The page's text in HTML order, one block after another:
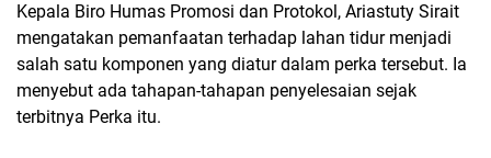
Kepala Biro Humas Promosi dan Protokol, Ariastuty Sirait
mengatakan pemanfaatan terhadap lahan tidur menjadi
salah satu komponen yang diatur dalam perka tersebut. Ia
menyebut ada tahapan-tahapan penyelesaian sejak
terbitnya Perka itu.